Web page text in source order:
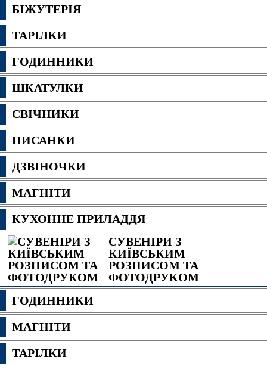
БІЖУТЕРІЯ
ТАРІЛКИ
ГОДИННИКИ
ШКАТУЛКИ
СВІЧНИКИ
ПИСАНКИ
ДЗВІНОЧКИ
МАГНІТИ
КУХОННЕ ПРИЛАДДЯ
СУВЕНІРИ З
КИЇВСЬКИМ
РОЗПИСОМ ТА
ФОТОДРУКОМ
ГОДИННИКИ
МАГНІТИ
ТАРІЛКИ